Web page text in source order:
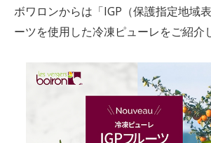
ボワロンからは「IGP（保護指定地域
ーツを使用した冷凍ピューレをご紹介